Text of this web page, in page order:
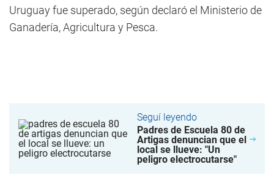
Uruguay fue superado, según declaró el Ministerio de
Ganadería, Agricultura y Pesca.
Seguí leyendo
Padres de Escuela 80 de
Artigas denuncian que el
local se llueve: "Un
peligro electrocutarse"